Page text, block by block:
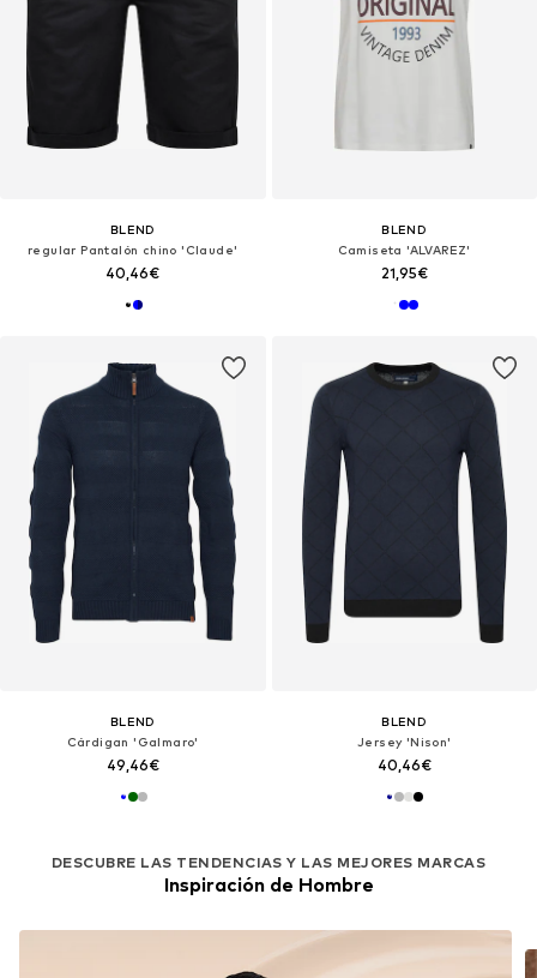
BLEND
regular Pantalón chino 'Claude'
40,46€
BLEND
Camiseta 'ALVAREZ'
21,95€
BLEND
Cárdigan 'Galmaro'
49,46€
BLEND
Jersey 'Nison'
40,46€
DESCUBRE LAS TENDENCIAS Y LAS MEJORES MARCAS
Inspiración de Hombre